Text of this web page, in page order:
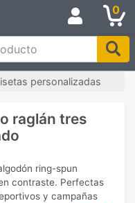
0
personalizadas
raglán tres
ring-spun
contraste. Perfectas
y campañas